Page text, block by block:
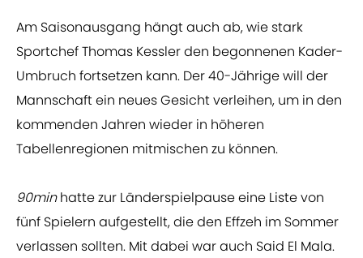
Am Saisonausgang hängt auch ab, wie stark
Sportchef Thomas Kessler den begonnenen Kader-
Umbruch fortsetzen kann. Der 40-Jährige will der
Mannschaft ein neues Gesicht verleihen, um in den
kommenden Jahren wieder in höheren
Tabellenregionen mitmischen zu können.
90minhatte zur Länderspielpause eine Liste von
fünf Spielern aufgestellt, die den Effzeh im Sommer
verlassen sollten. Mit dabei war auch Said El Mala.